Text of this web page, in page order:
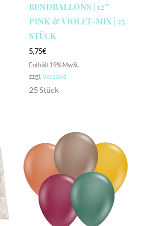
RUNDBALLONS | 12″
PINK & VIOLET-MIX | 25
STÜCK
5,75€
Enthält 19% MwSt.
zzgl.Versand
25 Stück